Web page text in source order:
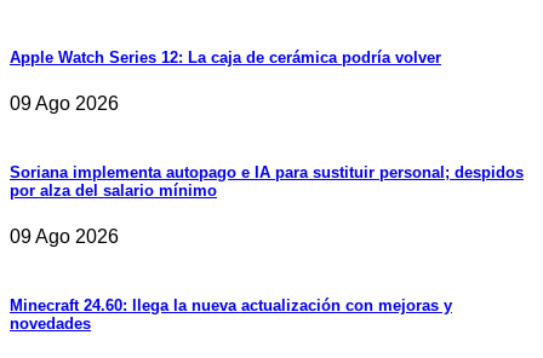
Apple Watch Series 12: La caja de cerámica podría volver
09 Ago 2026
Soriana implementa autopago e IA para sustituir personal; despidos
por alza del salario mínimo
09 Ago 2026
Minecraft 24.60: llega la nueva actualización con mejoras y
novedades